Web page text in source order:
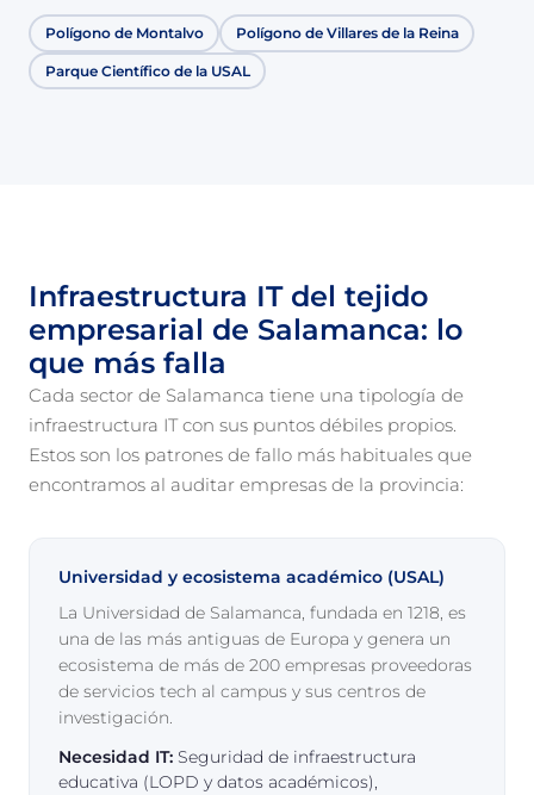
Polígono de Montalvo Polígono de Villares de la Reina
Parque Científico de la USAL
Infraestructura IT del tejido
empresarial de Salamanca: lo
que más falla
Cada sector de Salamanca tiene una tipología de
infraestructura IT con sus puntos débiles propios.
Estos son los patrones de fallo más habituales que
encontramos al auditar empresas de la provincia:
Universidad y ecosistema académico (USAL)
La Universidad de Salamanca, fundada en 1218, es
una de las más antiguas de Europa y genera un
ecosistema de más de 200 empresas proveedoras
de servicios tech al campus y sus centros de
investigación.
Necesidad IT: Seguridad de infraestructura
educativa (LOPD y datos académicos),